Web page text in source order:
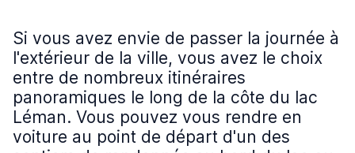
Si vous avez envie de passer la journée à
l'extérieur de la ville, vous avez le choix
entre de nombreux itinéraires
panoramiques le long de la côte du lac
Léman. Vous pouvez vous rendre en
voiture au point de départ d'un des